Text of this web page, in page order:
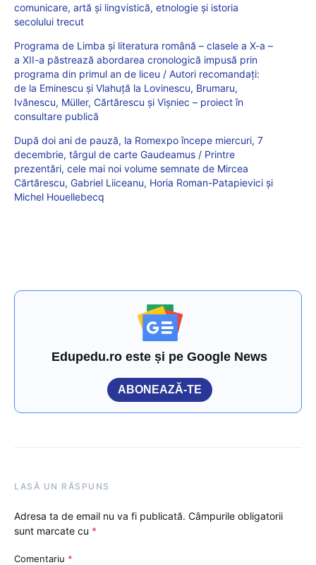
comunicare, artă și lingvistică, etnologie și istoria
secolului trecut
Programa de Limba și literatura română – clasele a X-a –
a XII-a păstrează abordarea cronologică impusă prin
programa din primul an de liceu / Autori recomandați:
de la Eminescu și Vlahuță la Lovinescu, Brumaru,
Ivănescu, Müller, Cărtărescu și Vișniec – proiect în
consultare publică
După doi ani de pauză, la Romexpo începe miercuri, 7
decembrie, târgul de carte Gaudeamus / Printre
prezentări, cele mai noi volume semnate de Mircea
Cărtărescu, Gabriel Liiceanu, Horia Roman-Patapievici și
Michel Houellebecq
Edupedu.ro este și pe Google News
ABONEAZĂ-TE
LASĂ UN RĂSPUNS
Adresa ta de email nu va fi publicată. Câmpurile obligatorii
sunt marcate cu *
Comentariu *